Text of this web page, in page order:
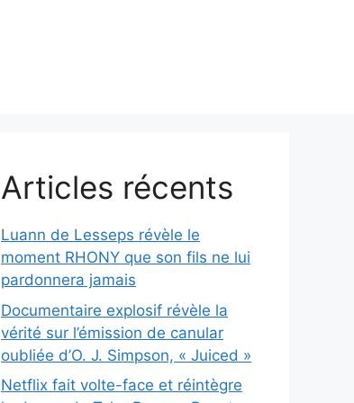
Articles récents
Luann de Lesseps révèle le
moment RHONY que son fils ne lui
pardonnera jamais
Documentaire explosif révèle la
vérité sur l’émission de canular
oubliée d’O. J. Simpson, « Juiced »
Netflix fait volte-face et réintègre